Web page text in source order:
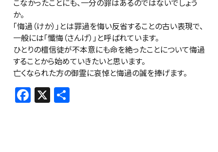
こなかったことにも、一分の罪はあるのではないでしょう
か。
「悔過（けか）」とは罪過を悔い反省することの古い表現で、
一般には「懺悔（さんげ）」と呼ばれています。
ひとりの檀信徒が不本意にも命を絶ったことについて悔過
することから始めていきたいと思います。
亡くなられた方の御霊に哀悼と悔過の誠を捧げます。
F
a
X 共